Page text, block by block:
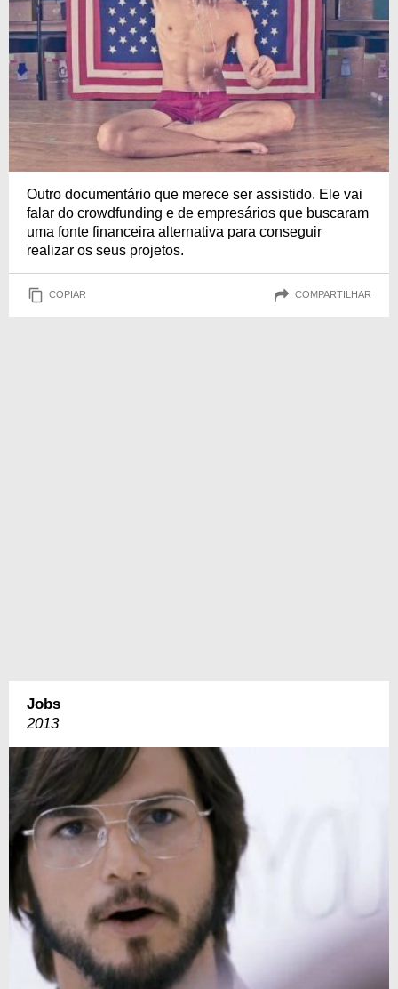
Outro documentário que merece ser assistido. Ele vai
falar do crowdfunding e de empresários que buscaram
uma fonte financeira alternativa para conseguir
realizar os seus projetos.
COPIAR COMPARTILHAR
Jobs
2013